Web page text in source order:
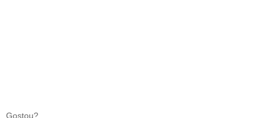
Gostou?